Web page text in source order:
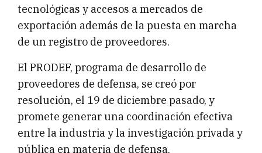
tecnológicas y accesos a mercados de
exportación además de la puesta en marcha
de un registro de proveedores.
El PRODEF, programa de desarrollo de
proveedores de defensa, se creó por
resolución, el 19 de diciembre pasado, y
promete generar una coordinación efectiva
entre la industria y la investigación privada y
pública en materia de defensa.